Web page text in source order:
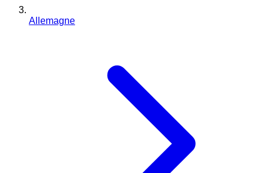
Allemagne